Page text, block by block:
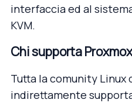
interfaccia ed al
KVM.
Chi supporta Proxmox
Tutta la comunity Linux
indirettamente